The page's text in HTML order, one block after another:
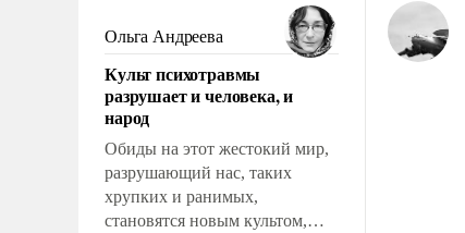
Ольга Андреева
Культ психотравмы
разрушает и человека, и
народ
Обиды на этот жестокий мир,
разрушающий нас, таких
хрупких и ранимых,
становятся новым культом,